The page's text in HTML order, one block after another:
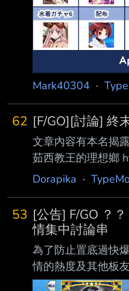
https://
Lwq.jpg 也歡迎大
享一下個人的許
揚斯卡婭 ‧以人氣
WADA名額
Mark40304 ·
62 [F/GO][討論] 終
文章內容有本名揭
茹西教王的理想鄉
vz/index.html -- [職
倒數第五ATK 屬性
性、神靈、神域抵
BAAAQ，B卡2hit
NP率0.35%，星星
看的話 | 開啟技二
Dorapika ·
53 [公告] F/GO ？
情集中討論串
為了防止置底過快
情的熱度及其他板
讓板友討論 F/GO